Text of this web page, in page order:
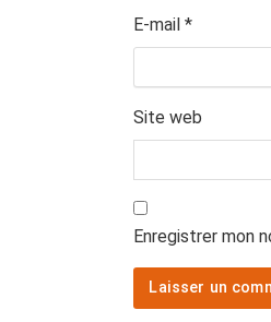
E-mail *
Site web
Enregistrer mon